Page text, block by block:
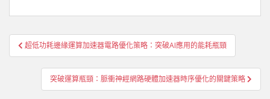
文
章
超低功耗邊緣運算加速器電路優化策略：突破AI應用的能耗瓶頸
突破運算瓶頸：脈衝神經網路硬體加速器時序優化的關鍵策略